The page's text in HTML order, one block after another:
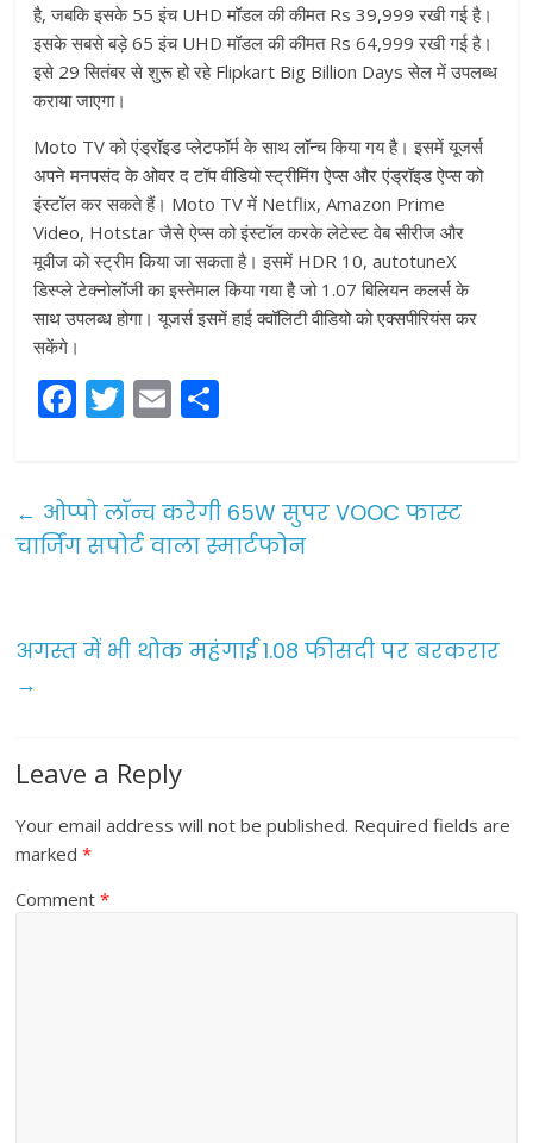
है, जबकि इसके 55 इंच UHD मॉडल की कीमत Rs 39,999 रखी गई है।
इसके सबसे बड़े 65 इंच UHD मॉडल की कीमत Rs 64,999 रखी गई है।
इसे 29 सितंबर से शुरू हो रहे Flipkart Big Billion Days सेल में उपलब्ध
कराया जाएगा।
Moto TV को एंड्रॉइड प्लेटफॉर्म के साथ लॉन्च किया गय है। इसमें यूजर्स
अपने मनपसंद के ओवर द टॉप वीडियो स्ट्रीमिंग ऐप्स और एंड्रॉइड ऐप्स को
इंस्टॉल कर सकते हैं। Moto TV में Netflix, Amazon Prime
Video, Hotstar जैसे ऐप्स को इंस्टॉल करके लेटेस्ट वेब सीरीज और
मूवीज को स्ट्रीम किया जा सकता है। इसमें HDR 10, autotuneX
डिस्प्ले टेक्नोलॉजी का इस्तेमाल किया गया है जो 1.07 बिलियन कलर्स के
साथ उपलब्ध होगा। यूजर्स इसमें हाई क्वॉलिटी वीडियो को एक्सपीरियंस कर
सकेंगे।
F
e
b
o
k
T
er
E
l e
← ओप्पो लॉन्च करेगी 65W सुपर VOOC फास्ट
चार्जिंग सपोर्ट वाला स्मार्टफोन
अगस्त में भी थोक महंगाई 1.08 फीसदी पर बरकरार
→
Leave a Reply
Your email address will not be published. Required fields are
marked*
Comment*